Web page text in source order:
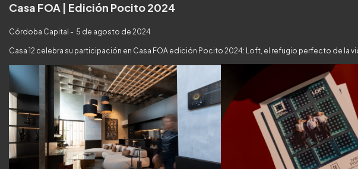
Casa FOA | Edición Pocito 2024
Córdoba Capital - 5 de agosto de 2024
Casa 12 celebra su participación en Casa FOA edición Pocito 2024: Loft, el refugio perfecto de la